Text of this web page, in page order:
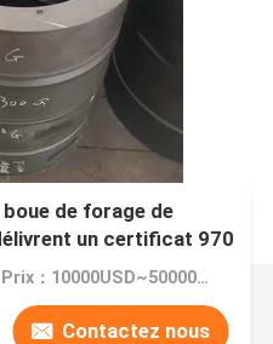
de forage de
un certificat 970
Prix：10000USD~50000USD
Contactez nous